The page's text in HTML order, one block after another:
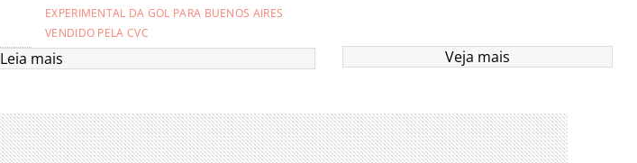
EXPERIMENTAL DA GOL PARA BUENOS AIRES
VENDIDO PELA CVC
Leia mais Veja mais